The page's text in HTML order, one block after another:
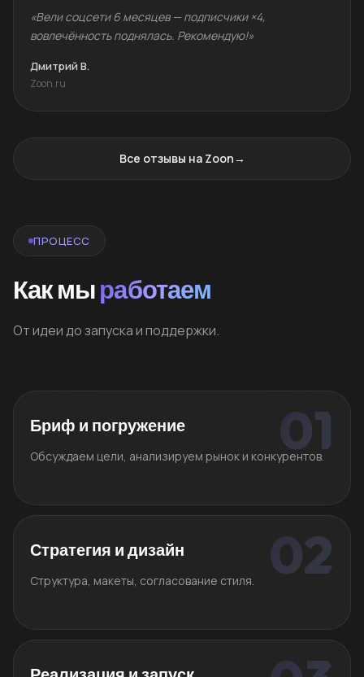
«Вели соцсети 6 месяцев — подписчики ×4,
вовлечённость поднялась. Рекомендую!»
Дмитрий В.
Zoon.ru
Все отзывы на Zoon→
ПРОЦЕСС
Как мыработаем
От идеи до запуска и поддержки.
Бриф и погружение
Обсуждаем цели, анализируем рынок и конкурентов.
Стратегия и дизайн
Структура, макеты, согласование стиля.